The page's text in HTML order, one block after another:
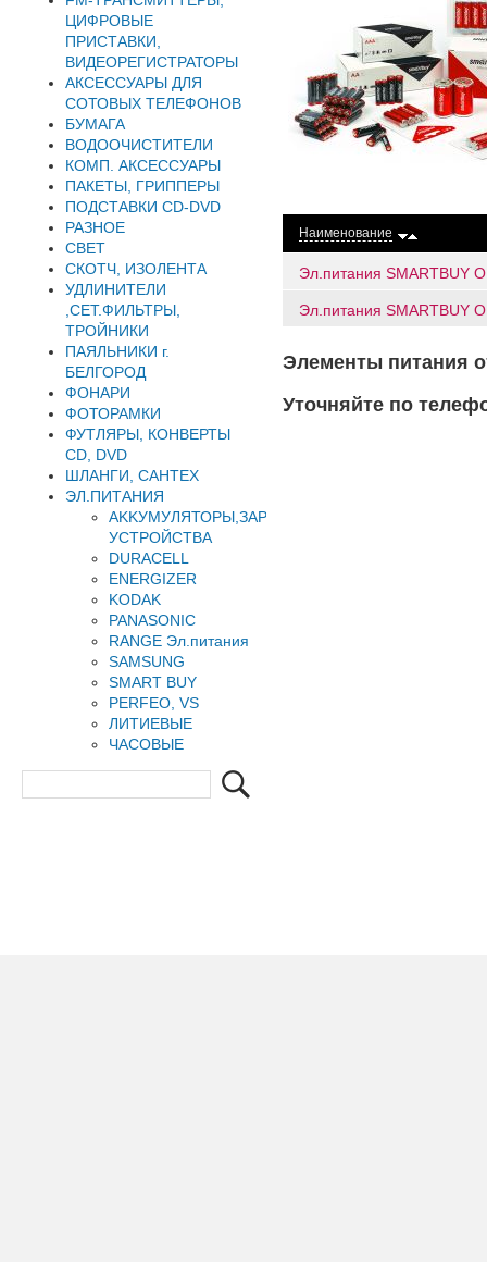
Наименование
Эл.питания SMARTBUY
Эл.питания SMARTBUY
Элементы питания
Уточняйте по
ЦИФРОВЫЕ
ПРИСТАВКИ,
ВИДЕОРЕГИСТРАТОРЫ
АКСЕССУАРЫ ДЛЯ
СОТОВЫХ ТЕЛЕФОНОВ
БУМАГА
ВОДООЧИСТИТЕЛИ
КОМП. АКСЕССУАРЫ
ПАКЕТЫ, ГРИППЕРЫ
ПОДСТАВКИ CD-DVD
РАЗНОЕ
СВЕТ
СКОТЧ, ИЗОЛЕНТА
УДЛИНИТЕЛИ
,СЕТ.ФИЛЬТРЫ,
ТРОЙНИКИ
ПАЯЛЬНИКИ г.
БЕЛГОРОД
ФОНАРИ
ФОТОРАМКИ
ФУТЛЯРЫ, КОНВЕРТЫ
CD, DVD
ШЛАНГИ, САНТЕХ
ЭЛ.ПИТАНИЯ
AKKУМУЛЯТОРЫ,ЗАРЯДНЫЕ
УСТРОЙСТВА
DURACELL
ENERGIZER
KODAK
PANASONIC
RANGE Эл.питания
SAMSUNG
SMART BUY
PERFEO, VS
ЛИТИЕВЫЕ
ЧАСОВЫЕ